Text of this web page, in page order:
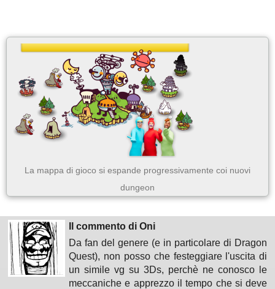
La mappa di gioco si espande progressivamente coi nuovi
dungeon
Il commento di Oni
Da fan del genere (e in particolare di Dragon
Quest), non posso che festeggiare l'uscita di
un simile vg su 3Ds, perchè ne conosco le
meccaniche e apprezzo il tempo che si deve